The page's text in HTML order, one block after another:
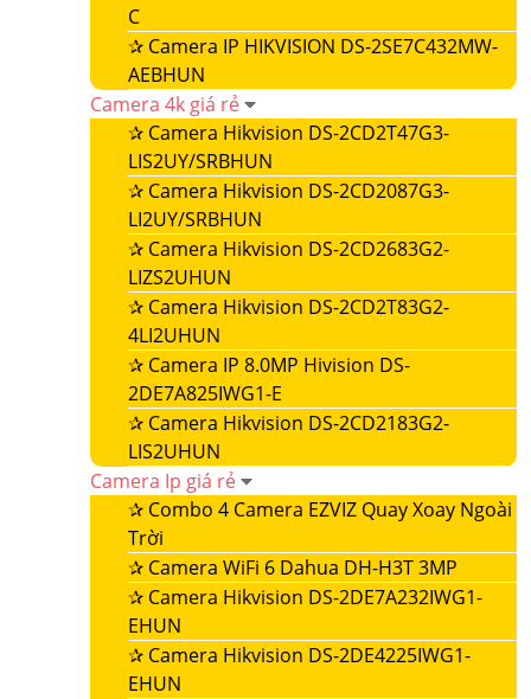
C
✰ Camera IP HIKVISION DS-2SE7C432MW-
AEBHUN
Camera 4k giá rẻ
✰ Camera Hikvision DS-2CD2T47G3-
LIS2UY/SRBHUN
✰ Camera Hikvision DS-2CD2087G3-
LI2UY/SRBHUN
✰ Camera Hikvision DS-2CD2683G2-
LIZS2UHUN
✰ Camera Hikvision DS-2CD2T83G2-
4LI2UHUN
✰ Camera IP 8.0MP Hivision DS-
2DE7A825IWG1-E
✰ Camera Hikvision DS-2CD2183G2-
LIS2UHUN
Camera Ip giá rẻ
✰ Combo 4 Camera EZVIZ Quay Xoay Ngoài
Trời
✰ Camera WiFi 6 Dahua DH-H3T 3MP
✰ Camera Hikvision DS-2DE7A232IWG1-
EHUN
✰ Camera Hikvision DS-2DE4225IWG1-
EHUN